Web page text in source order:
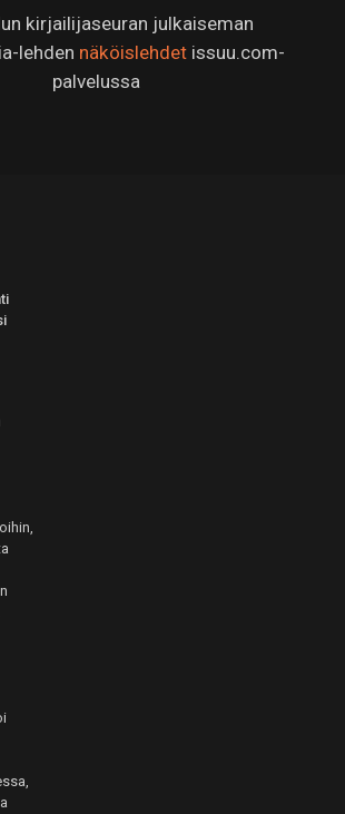
kirjailijaseuran julkaiseman
lehden näköislehdetissuu.com-
palvelussa